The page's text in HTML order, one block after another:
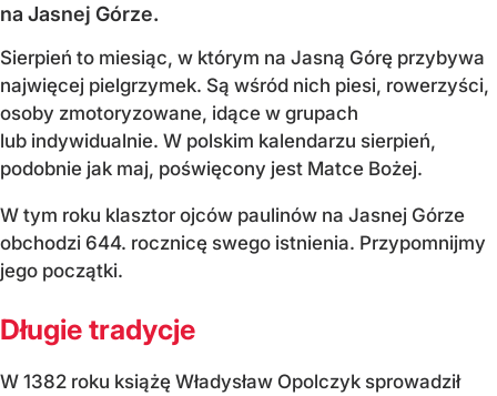
na Jasnej Górze.
Sierpień to miesiąc, w którym na Jasną Górę przybywa
najwięcej pielgrzymek. Są wśród nich piesi, rowerzyści,
osoby zmotoryzowane, idące w grupach
lub indywidualnie. W polskim kalendarzu sierpień,
podobnie jak maj, poświęcony jest Matce Bożej.
W tym roku klasztor ojców paulinów na Jasnej Górze
obchodzi 644. rocznicę swego istnienia. Przypomnijmy
jego początki.
Długie tradycje
W 1382 roku książę Władysław Opolczyk sprowadził